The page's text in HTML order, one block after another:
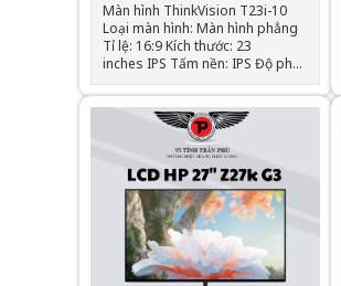
Màn hình ThinkVision T23i-10
Loại màn hình: Màn hình phẳng
Tỉ lệ: 16:9 Kích thước: 23
inches IPS Tấm nền: IPS Độ phân
giải: FHD (1920 x 1080) Tốc độ
làm mới: 60Hz Thời gian phản
hồi: 4/6/14 ms Độ sáng: 250
DisplayPort Góc Nhìn: Ngang:
178° - Dọc: 178°